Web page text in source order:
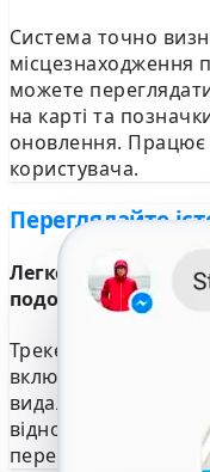
Система точно
місцезнаходження
можете
на карті та
оновлення. Працює
користувача.
Переглядайте
Легко отримуйте
подорожей та
Трекер складає
включаючи
видалені або
відновлюються, що
пересування.